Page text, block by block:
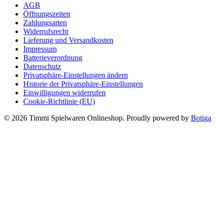
AGB
Öffnungszeiten
Zahlungsarten
Widerrufsrecht
Lieferung und Versandkosten
Impressum
Batterieverordnung
Datenschutz
Privatsphäre-Einstellungen ändern
Historie der Privatsphäre-Einstellungen
Einwilligungen widerrufen
Cookie-Richtlinie (EU)
© 2026 Timmi Spielwaren Onlineshop. Proudly powered by Botiga